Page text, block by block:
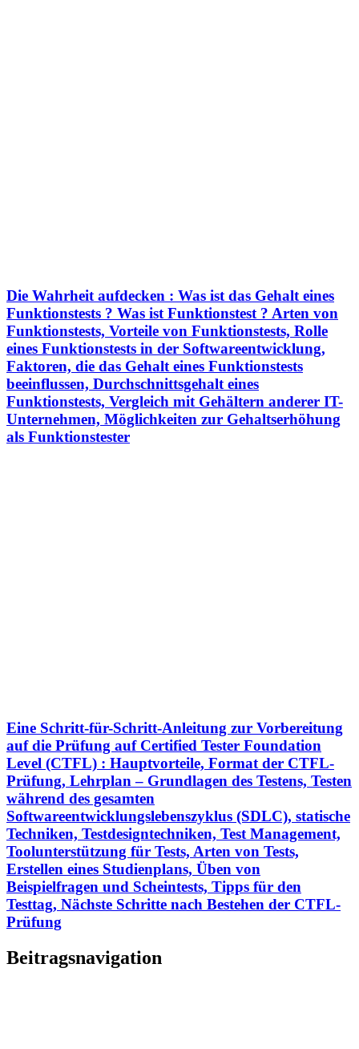
Die Wahrheit aufdecken : Was ist das Gehalt eines
Funktionstests ? Was ist Funktionstest ? Arten von
Funktionstests, Vorteile von Funktionstests, Rolle
eines Funktionstests in der Softwareentwicklung,
Faktoren, die das Gehalt eines Funktionstests
beeinflussen, Durchschnittsgehalt eines
Funktionstests, Vergleich mit Gehältern anderer IT-
Unternehmen, Möglichkeiten zur Gehaltserhöhung
als Funktionstester
Eine Schritt-für-Schritt-Anleitung zur Vorbereitung
auf die Prüfung auf Certified Tester Foundation
Level (CTFL) : Hauptvorteile, Format der CTFL-
Prüfung, Lehrplan – Grundlagen des Testens, Testen
während des gesamten
Softwareentwicklungslebenszyklus (SDLC), statische
Techniken, Testdesigntechniken, Test Management,
Toolunterstützung für Tests, Arten von Tests,
Erstellen eines Studienplans, Üben von
Beispielfragen und Scheintests, Tipps für den
Testtag, Nächste Schritte nach Bestehen der CTFL-
Prüfung
Beitragsnavigation